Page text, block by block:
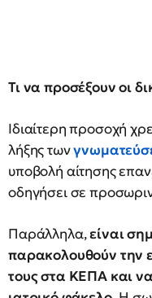
Τι να προσέξουν οι
Ιδιαίτερη προσοχή
λήξης των
υποβολή αίτησης
οδηγήσει σε
Παράλληλα,είναι
παρακολουθούν την
τους στα ΚΕΠΑ και